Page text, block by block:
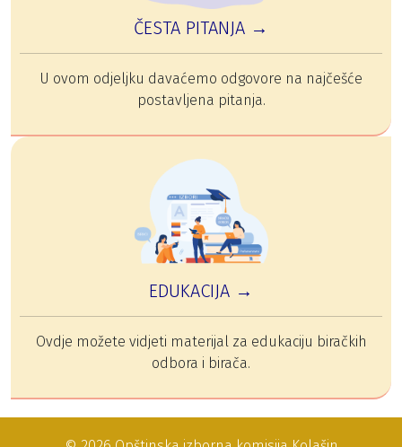
ČESTA PITANJA →
U ovom odjeljku davaćemo odgovore na najčešće
postavljena pitanja.
EDUKACIJA →
Ovdje možete vidjeti materijal za edukaciju biračkih
odbora i birača.